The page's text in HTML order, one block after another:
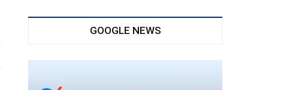
GOOGLE NEWS